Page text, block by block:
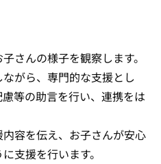
さんの様子を観察します。
がら、専門的な支援とし
等の助言を行い、連携をは
容を伝え、お子さんが安心
支援を行います。